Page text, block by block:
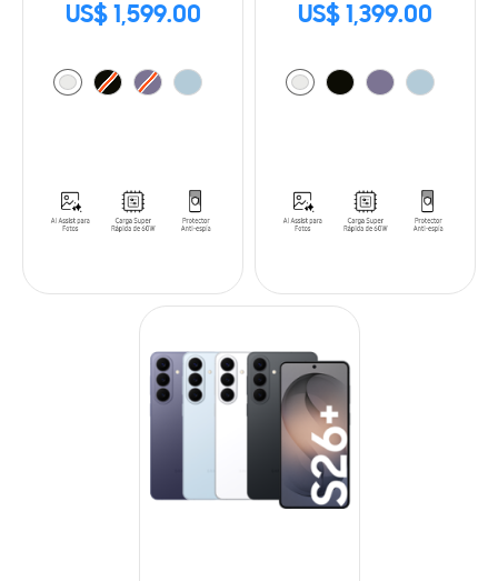
US$ 1,599.00 US$ 1,399.00